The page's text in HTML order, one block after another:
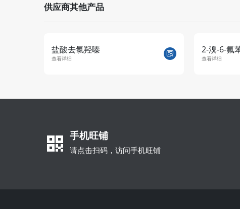
供应商其他产品
盐酸去氯羟嗪
查看详细
2-溴-6-氟
查看详细
手机旺铺
请点击扫码，访问手机旺铺